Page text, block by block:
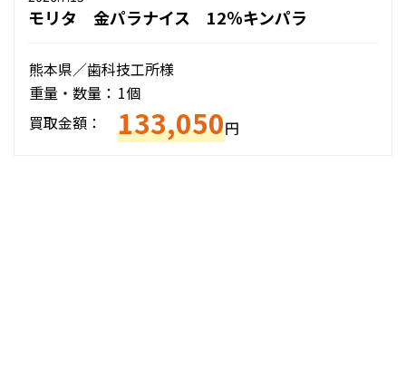
モリタ 金パラナイス 12％キンパラ
熊本県／歯科技工所様
重量・数量： 1個
買取金額：
133,050円